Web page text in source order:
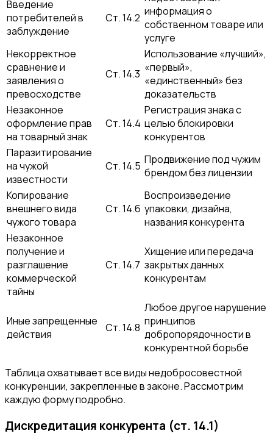
Введение
потребителей в
заблуждение
Ст. 14.2 информация о
собственном товаре или
услуге
Некорректное
сравнение и
заявления о
превосходстве
Ст. 14.3
Использование «лучший»,
«первый»,
«единственный» без
доказательств
Незаконное
оформление прав
на товарный знак
Ст. 14.4
Регистрация знака с
целью блокировки
конкурентов
Паразитирование
на чужой
известности
Ст. 14.5 Продвижение под чужим
брендом без лицензии
Копирование
внешнего вида
чужого товара
Ст. 14.6
Воспроизведение
упаковки, дизайна,
названия конкурента
Незаконное
получение и
разглашение
коммерческой
тайны
Ст. 14.7
Хищение или передача
закрытых данных
конкурентам
Иные запрещенные
действия
Ст. 14.8
Любое другое нарушение
принципов
добропорядочности в
конкурентной борьбе
Таблица охватывает все виды недобросовестной
конкуренции, закрепленные в законе. Рассмотрим
каждую форму подробно.
Дискредитация конкурента (ст. 14.1)